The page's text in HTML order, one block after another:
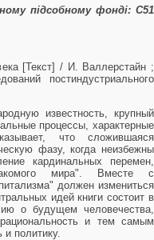
підсобному фонді: С51
[Текст] / И. Валлерстайн ;
постиндустриального
известность, крупный
процессы, характерные
что сложившаяся
фазу, когда неизбежны
кардинальных перемен,
мира". Вместе с
должен измениться
идей книги состоит в
о будущем человечества,
и тем самым
и политику.